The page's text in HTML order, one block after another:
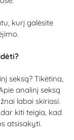
kurį galėsite
seksą? Tikėtina,
analinį seksą
labai skiriasi.
kiti teigia, kad
atsisakyti.